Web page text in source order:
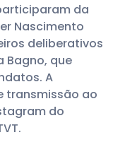
da
Nascimento
deliberativos
Bagno, que
A
transmissão ao
do